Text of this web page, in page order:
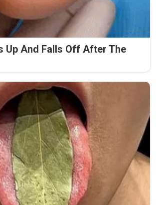
Up And Falls Off After The